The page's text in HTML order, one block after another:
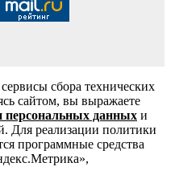
сбора технических
сайтом, вы выражаете
персональных данных и
Для реализации политики
программные средства